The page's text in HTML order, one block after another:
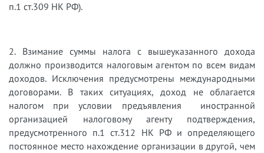
п.1 ст.309 НК РФ).
2. Взимание суммы налога с вышеуказанного дохода
должно производится налоговым агентом по всем видам
доходов. Исключения предусмотрены международными
договорами. В таких ситуациях, доход не облагается
налогом при условии предъявления иностранной
организацией налоговому агенту подтверждения,
предусмотренного п.1 ст.312 НК РФ и определяющего
постоянное место нахождение организации в другой, чем